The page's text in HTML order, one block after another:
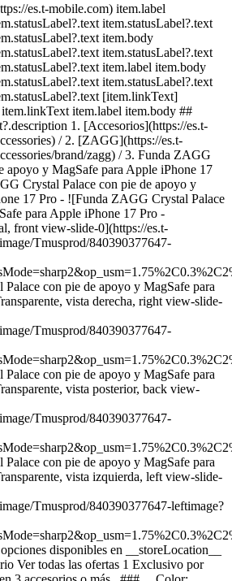
es.t-mobile.com) item.label
item.statusLabel?.text
item.body
item.statusLabel?.text
item.label item.body
item.statusLabel?.text
[item.linkText]
item.label item.body ##
1. [Accesorios](https://es.t-
/ 2. [ZAGG](https://es.t-
brand/zagg) / 3. Funda ZAGG
apoyo y MagSafe para Apple iPhone 17
Crystal Palace con pie de apoyo y
17 Pro - ![Funda ZAGG Crystal Palace
para Apple iPhone 17 Pro -
front view-slide-0](https://es.t-
Tmusprod/840390377647-
con pie de apoyo y MagSafe para
vista derecha, right view-slide-
Tmusprod/840390377647-
con pie de apoyo y MagSafe para
vista posterior, back view-
Tmusprod/840390377647-
con pie de apoyo y MagSafe para
vista izquierda, left view-slide-
Tmusprod/840390377647-leftimage?
Funda ZAGG ### Detalles adicionales de especificaciones * * * __Peso__ 0.26 lb * * * __Duración__ 0.79 pulgadas * * * __Altura__ 7.09 pulgadas * * * __Ancho__ 4.25 pulgadas * * * [](https://es.t-mobile.com) ver detalles ## promoción aplicada ver detalles ## | ![Logotipo de T-Mobile](https://es.t-mobile.com/sdscene7/is/image/Tmusprod/fg-tmobile-logo?ts=1710994518480&dpr=off "Logotipo de T-Mobile") __Ingresa a tu cuenta.__ Ingresa Continuar como invitado. [__¿Necesitas ayuda para ingresar?__](https://es.account.t-mobile.com/signin/v2/ "Enlace Necesito ayuda para ingresar") [__Crea un T-Mobile ID__](https://es.account.t-mobile.com/signin/v2/ "Crear una ID de T-Mobile") promoLongDescription Hola userName! Te damos la bienvenida a T-Mobile ¡Hola! Te damos la bienvenida a T-Mobile Tienda T-Mobile Experience storeLocation Dirección 22000 Dulles Retail Plaza Suite 182 Sterling, VA 20166 Salta la fila y aprovecha nuestras mejores ofertas y la selección más grande durante tu visita a la tienda. Compra en esta tienda ¿No estás en esta tienda? ## Selecciona una tienda ( mi) , , , Horario de hoy: - [](https://es.t-mobile.com) Configura esta tienda [](https://es.t-mobile.com) [Indicaciones](https://es.t-mobile.com) [Llamar a la tienda](tel:+1-undefined) - ### Horario de atención de la tienda Lunes a sábado - Domingo ## Selecciona una tienda ### Lo sentimos, hubo un problema técnico Los servicios que utilizamos para buscar tiendas según la ubicación no están funcionando en este momento. Busca por ciudad y estado o código postal para comprobar la disponibilidad en tiendas cercanas. No encontramos tiendas de T-Mobile cercanas. Prueba con otra ciudad, estado o código postal para buscar otras tiendas. Vuelve a intentarlo para encontrar la tienda más cercana. ( mi) , , , Horario de hoy: - En existencia Apresúrate, solo quedan unos cuantos [](https://es.t-mobile.com) ( mi) , , , Horario de hoy: - En existencia Apresúrate, solo quedan unos cuantos [](https://es.t-mobile.com) Dulles Retail Pl & Columbia Pl (1.0 mi) 22000 Dulles Retail Plaza Suite 182, Sterling, VA, 20166 Horario de hoy: 10am - 8pm En existencia Apresúrate, solo quedan unos cuantos [](https://es.t-mobile.com) Recoger aquí Recoger aquí # Encuentra una tienda Selecciona un código postal y ciudad válidos __( mi)__ , , , Horario de hoy - [](https://es.t-mobile.com) * * * __Dulles Retail Pl & Columbia Pl (1.0 mi)__ 22000 Dulles Retail Plaza Suite 182, Sterling, VA, 20166 Horario de hoy 10am - 8pm [](https://es.t-mobile.com/store-locator/va/sterling/dulles-retail-pl-columbia-pl) * * * Selecciona una tienda ## Obtenlo más rápido con la opción de recogerlo en la tienda ¡Recibe tu pedido hoy mismo! Al revisar tu pedido, selecciona Retiro en tienda como método de entrega y empezaremos a preparar tu pedido en la tienda T-Mobile elegible que prefieras. Los accesorios actualmente no están disponibles para retiro en tienda. Recibirás un email cuando tu pedido esté listo para ser recogido y dispondrás de dos días laborales para retirarlo. # Lo sentimos, no eres elegible para esta promoción. De todos modos, puedes realizar la compra y aprovechar la red, los beneficios y las ventajas de T-Mobile. # Agotado Algunos artículos están agotados en storeName Puedes elegir que te envíen el pedido o consultar otros artículos disponibles en la tienda que seleccionaste para recogerlo. Cerrar ## Se eliminarán todos los artículos del carrito Al agregar este producto, se eliminarán los artículos ya agregados a tu carrito. Confirmar Cancelar # Los clientes también compraron Cargando Cargando Cargando Cargando Cargando Cargando Cargando [Aún no hay reseñas \ Precio normal: Precio original$ Precio de oferta$ Precio total: $](https://es.t-mobile.com) Ver 1 promociones Exclusivo por Internet: ahorra un 25% en 3 accesorios o más [![zagg Funda ZAGG Crystal Palace con pie de apoyo y MagSafe para iPhone 17 Pro Max](https://cdn.tmobile.com/content/dam/t-mobile/en-p/accessories/840390377678/840390377678-thumbnail.png) \ zagg __Funda ZAGG Crystal Palace con pie de apoyo y MagSafe para iPhone 17 Pro Max__ \ Aún no hay reseñas \ Aún no hay reseñas \ Aún no hay reseñas \ ![clear](https://cdn.tmobile.com/images/png/products/accessories/840390361400/840390361400-swatch.gif)![clear](https://cdn.tmobile.com/images/png/products/accessories/840390377678/840390377678-swatch.gif) \ Precio normal: Precio original$ Precio de oferta$ Precio total: $ \ Desde $4.59/mes por 12 meses Desde $4.59/mes por 12 meses $0.00 de pago inicial + impuestos a pagar hoy Precio normal: Precio original$ Precio de oferta$ Precio total: $ Precio total: $54.99](https://es.t-mobile.com/accessory/zagg-crystal-palace-case-with-kickstand-and-magsafe-for-iphone-17-pro-max?sku=840390377678) Ver 1 promociones Exclusivo por Internet: ahorra un 25% en 3 accesorios o más [![zagg Funda ZAGG Crystal Palace con pie de apoyo y MagSafe para iPhone 17](https://cdn.tmobile.com/content/dam/t-mobile/en-p/accessories/840390361370/840390361370-thumbnail.png) \ zagg __Funda ZAGG Crystal Palace con pie de apoyo y MagSafe para iPhone 17__ \ Aún no hay reseñas \ Aún no hay reseñas \ Aún no hay reseñas \ ![clear](https://cdn.tmobile.com/images/png/products/accessories/840390361370/840390361370-swatch.gif) \ Precio normal: Precio original$ Precio de oferta$ Precio total: $ \ Desde $4.59/mes por 12 meses Desde $4.59/mes por 12 meses $0.00 de pago inicial + impuestos a pagar hoy Precio normal: Precio original$ Precio de oferta$ Precio total: $ Precio total: $54.99](https://es.t-mobile.com/accessory/zagg-crystal-palace-case-with-kickstand-and-magsafe-for-iphone-17?sku=840390361370) Ver 1 promociones Exclusivo por Internet: ahorra un 25% en 3 accesorios o más [![zagg Funda ZAGG Crystal Palace Snap con soporte MagSafe para Apple iPhone 16](https://cdn.tmobile.com/content/dam/t-mobile/en-p/accessories/840390321305/840390321305-thumbnail.png) \ zagg __Funda ZAGG Crystal Palace Snap con soporte MagSafe para Apple iPhone 16__ \ Aún no hay reseñas